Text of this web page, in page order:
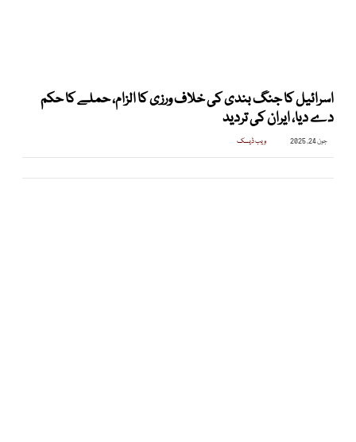
اسرائیل کا جنگ بندی کی خلاف ورزی کا الزام، حملے کا حکم
دے دیا، ایران کی تردید
جون 24, 2025 ویب ڈیسک